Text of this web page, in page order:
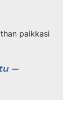
paikkasi
–